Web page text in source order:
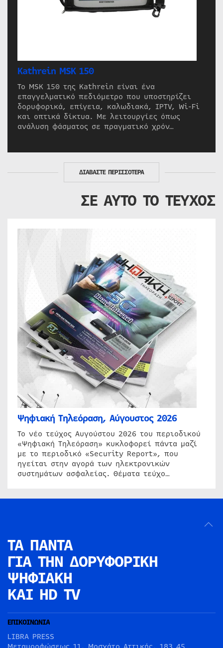
Kathrein MSK 150
Το MSK 150 της Kathrein είναι ένα
επαγγελματικό πεδιόμετρο που υποστηρίζει
δορυφορικά, επίγεια, καλωδιακά, IPTV, Wi-Fi
και οπτικά δίκτυα. Με λειτουργίες όπως
ανάλυση φάσματος σε πραγματικό χρόν…
ΔΙΑΒΑΣΤΕ ΠΕΡΙΣΣΟΤΕΡΑ
ΣΕ ΑΥΤΟ ΤΟ ΤΕΥΧΟΣ
Ψηφιακή Τηλεόραση, Αύγουστος 2026
Το νέο τεύχος Αυγούστου 2026 του περιοδικού
«Ψηφιακή Τηλεόραση» κυκλοφορεί πάντα μαζί
με το περιοδικό «Security Report», που
ηγείται στην αγορά των ηλεκτρονικών
συστημάτων ασφαλείας. Θέματα τεύχο…
ΤΑ ΠΑΝΤΑ
ΓΙΑ ΤΗΝ ΔΟΡΥΦΟΡΙΚΗ
ΨΗΦΙΑΚΗ
ΚΑΙ HD TV
ΕΠΙΚΟΙΝΩΝΙΑ
LIBRA PRESS